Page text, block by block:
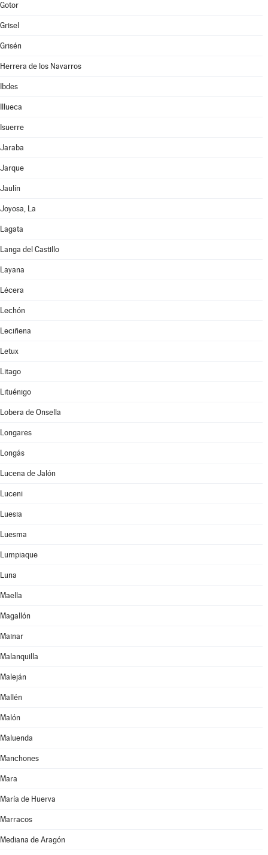
Gotor
Grisel
Grisén
Herrera de los Navarros
Ibdes
Illueca
Isuerre
Jaraba
Jarque
Jaulín
Joyosa, La
Lagata
Langa del Castillo
Layana
Lécera
Lechón
Leciñena
Letux
Litago
Lituénigo
Lobera de Onsella
Longares
Longás
Lucena de Jalón
Luceni
Luesia
Luesma
Lumpiaque
Luna
Maella
Magallón
Mainar
Malanquilla
Maleján
Mallén
Malón
Maluenda
Manchones
Mara
María de Huerva
Marracos
Mediana de Aragón